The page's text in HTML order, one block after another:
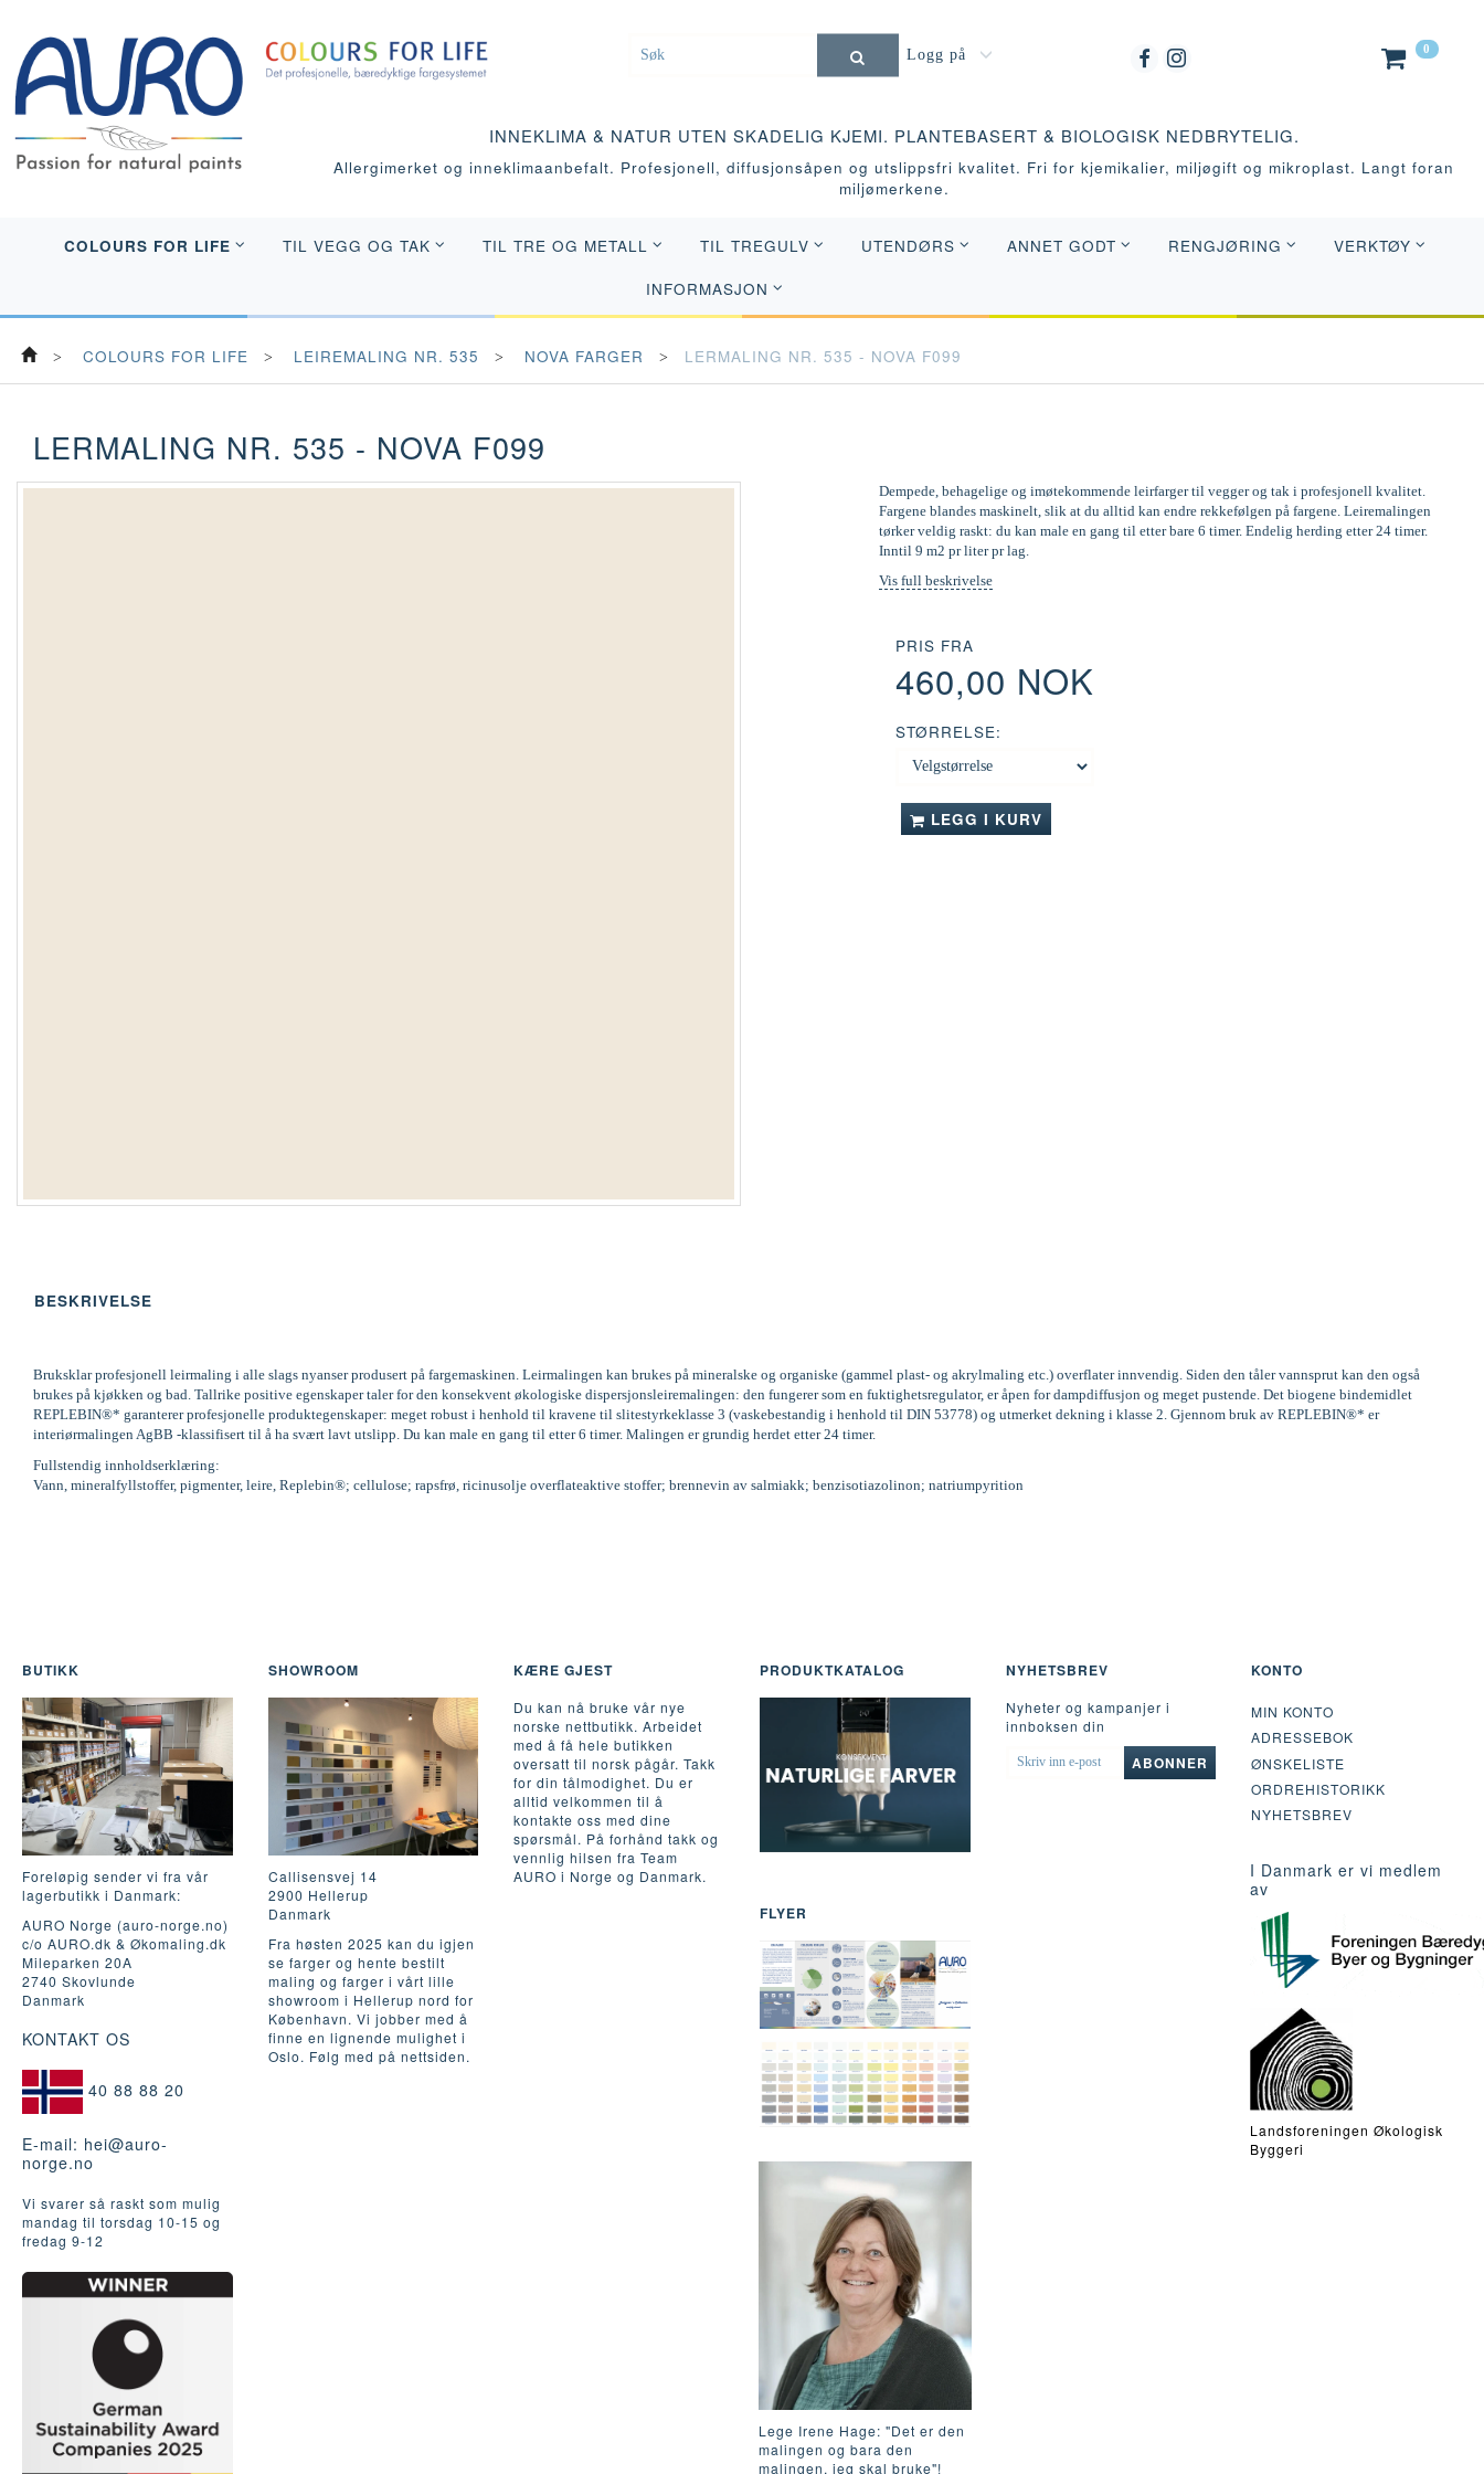
0
Logg på
INNEKLIMA & NATUR UTEN SKADELIG KJEMI. PLANTEBASERT & BIOLOGISK NEDBRYTELIG.
Allergimerket og inneklimaanbefalt. Profesjonell, diffusjonsåpen og utslippsfri kvalitet. Fri for kjemikalier, miljøgift og mikroplast. Langt foran
miljømerkene.
COLOURS FOR LIFE TIL VEGG OG TAK TIL TRE OG METALL TIL TREGULV UTENDØRS ANNET GODT RENGJØRING VERKTØY
INFORMASJON
COLOURS FOR LIFE LEIREMALING NR. 535 NOVA FARGER LERMALING NR. 535 - NOVA F099
LERMALING NR. 535 - NOVA F099
Dempede, behagelige og imøtekommende leirfarger til vegger og tak i profesjonell kvalitet.
Fargene blandes maskinelt, slik at du alltid kan endre rekkefølgen på fargene. Leiremalingen
tørker veldig raskt: du kan male en gang til etter bare 6 timer. Endelig herding etter 24 timer.
Inntil 9 m2 pr liter pr lag.
Vis full beskrivelse
PRIS FRA
460,00 NOK
STØRRELSE:
LEGG I KURV
BESKRIVELSE
Bruksklar profesjonell leirmaling i alle slags nyanser produsert på fargemaskinen. Leirmalingen kan brukes på mineralske og organiske (gammel plast- og akrylmaling etc.) overflater innvendig. Siden den tåler vannsprut kan den også
brukes på kjøkken og bad. Tallrike positive egenskaper taler for den konsekvent økologiske dispersjonsleiremalingen: den fungerer som en fuktighetsregulator, er åpen for dampdiffusjon og meget pustende. Det biogene bindemidlet
REPLEBIN®* garanterer profesjonelle produktegenskaper: meget robust i henhold til kravene til slitestyrkeklasse 3 (vaskebestandig i henhold til DIN 53778) og utmerket dekning i klasse 2. Gjennom bruk av REPLEBIN®* er
interiørmalingen AgBB -klassifisert til å ha svært lavt utslipp. Du kan male en gang til etter 6 timer. Malingen er grundig herdet etter 24 timer.
Fullstendig innholdserklæring:
Vann, mineralfyllstoffer, pigmenter, leire, Replebin®; cellulose; rapsfrø, ricinusolje overflateaktive stoffer; brennevin av salmiakk; benzisotiazolinon; natriumpyrition
BUTIKK
Foreløpig sender vi fra vår
lagerbutikk i Danmark:
AURO Norge (auro-norge.no)
c/o AURO.dk & Økomaling.dk
Mileparken 20A
2740 Skovlunde
Danmark
KONTAKT OS
40 88 88 20
E-mail: hei@auro-
norge.no
Vi svarer så raskt som mulig
mandag til torsdag 10-15 og
fredag ​​9-12
SHOWROOM
Callisensvej 14
2900 Hellerup
Danmark
Fra høsten 2025 kan du igjen
se farger og hente bestilt
maling og farger i vårt lille
showroom i Hellerup nord for
København. Vi jobber med å
finne en lignende mulighet i
Oslo. Følg med på nettsiden.
KÆRE GJEST
Du kan nå bruke vår nye
norske nettbutikk. Arbeidet
med å få hele butikken
oversatt til norsk pågår. Takk
for din tålmodighet. Du er
alltid velkommen til å
kontakte oss med dine
spørsmål. På forhånd takk og
vennlig hilsen fra Team
AURO i Norge og Danmark.
PRODUKTKATALOG
FLYER
Lege Irene Hage: "Det er den
malingen og bara den
malingen, jeg skal bruke"!
NYHETSBREV
Nyheter og kampanjer i
innboksen din
SKRIV
ABONNER
KONTO
MIN KONTO
ADRESSEBOK
ØNSKELISTE
ORDREHISTORIKK
NYHETSBREV
I Danmark er vi medlem
av
Landsforeningen Økologisk
Byggeri